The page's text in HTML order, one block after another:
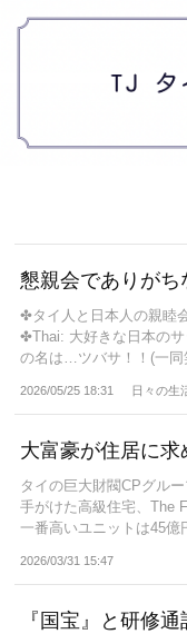
懇親会でありがち
✤タイ人と日本人の親睦
✤Thai: 大好きな日本のサ
の名は…⁡ツバサ！！⁡(一同
2026/05/25 18:31 日々の生
大富豪が住居に求
タイの巨大財閥CPグル
手がけた高級住宅、The
一番高いユニットは45億
2026/03/31 15:47
『国宝』と研修